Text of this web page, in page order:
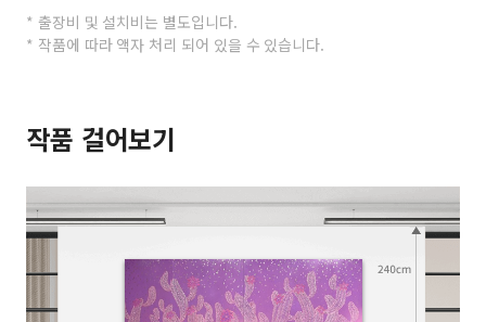
* 출장비 및 설치비는 별도입니다.
* 작품에 따라 액자 처리 되어 있을 수 있습니다.
작품 걸어보기